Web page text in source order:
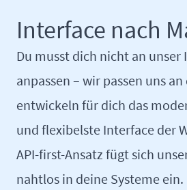
Interface nach
Du musst dich nicht an unser
anpassen – wir passen uns
entwickeln für dich das
und flexibelste Interface der
API-first-Ansatz fügt sich
nahtlos in deine Systeme